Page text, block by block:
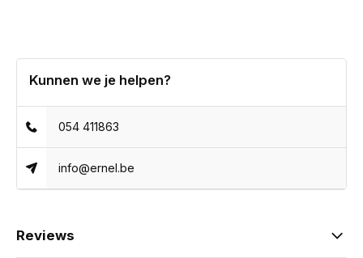
Kunnen we je helpen?
054 411863
info@ernel.be
Reviews